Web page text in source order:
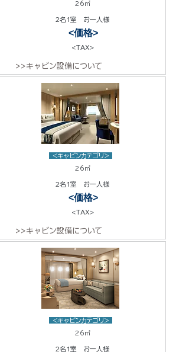
26㎡
2名1室 お一人様
<価格>
<TAX>
>>キャビン設備について
<キャビンカテゴリ>
26㎡
2名1室 お一人様
<価格>
<TAX>
>>キャビン設備について
<キャビンカテゴリ>
26㎡
2名1室 お一人様